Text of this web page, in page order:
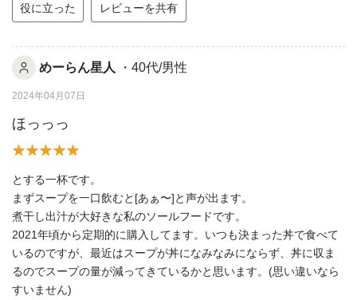
役に立った レビューを共有
めーらん星人 ・40代/男性
2024年04月07日
ほっっっ
とする一杯です。
まずスープを一口飲むと[あぁ〜]と声が出ます。
煮干し出汁が大好きな私のソールフードです。
2021年頃から定期的に購入してます。いつも決まった丼で食べて
いるのですが、最近はスープが丼になみなみにならず、丼に収ま
るのでスープの量が減ってきているかと思います。(思い違いなら
すいません)